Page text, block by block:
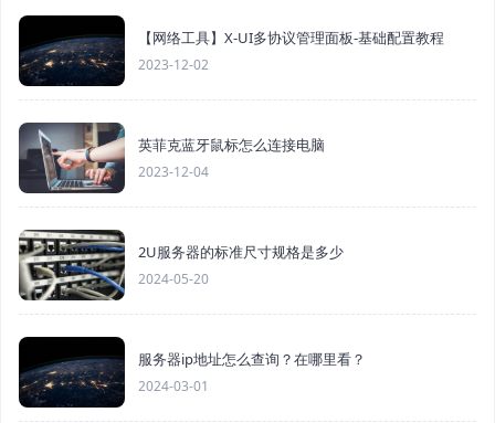
【网络工具】X-UI多协议管理面板-基础配置教程
2023-12-02
英菲克蓝牙鼠标怎么连接电脑
2023-12-04
2U服务器的标准尺寸规格是多少
2024-05-20
服务器ip地址怎么查询？在哪里看？
2024-03-01